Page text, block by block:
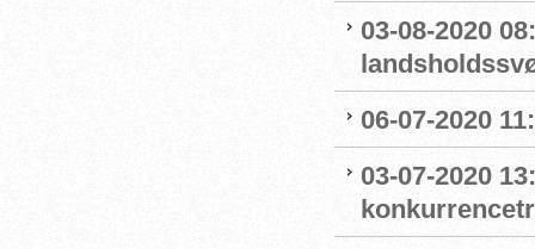
03-08-2020
06-07-2020
03-07-2020